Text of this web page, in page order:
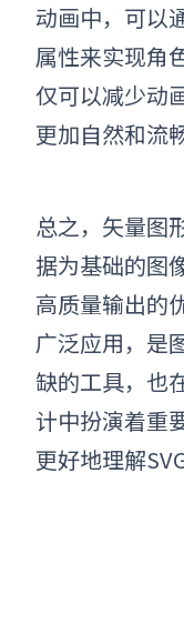
动画中，可以
属性来实现角
仅可以减少动
更加自然和流
总之，矢量图
据为基础的图
高质量输出的
广泛应用，是
缺的工具，也
计中扮演着重
更好地理解